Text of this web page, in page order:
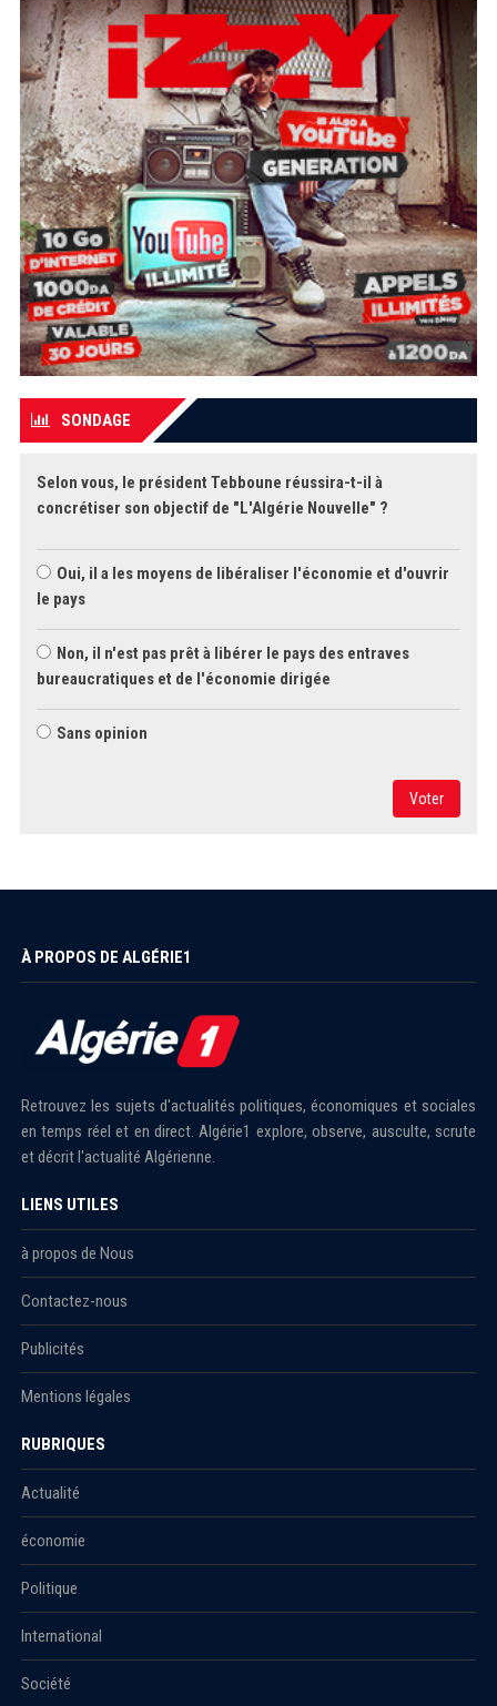
SONDAGE
Selon vous, le président Tebboune réussira-t-il à
concrétiser son objectif de "L'Algérie Nouvelle" ?
Oui, il a les moyens de libéraliser l'économie et d'ouvrir
le pays
Non, il n'est pas prêt à libérer le pays des entraves
bureaucratiques et de l'économie dirigée
Sans opinion
Voter
À PROPOS DE ALGÉRIE1
Retrouvez les sujets d'actualités politiques, économiques et sociales
en temps réel et en direct. Algérie1 explore, observe, ausculte, scrute
et décrit l'actualité Algérienne.
LIENS UTILES
à propos de Nous
Contactez-nous
Publicités
Mentions légales
RUBRIQUES
Actualité
économie
Politique
International
Société